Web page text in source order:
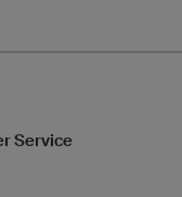
Service